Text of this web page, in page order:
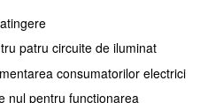
patru circuite de iluminat
consumatorilor electrici
nul pentru funcționarea